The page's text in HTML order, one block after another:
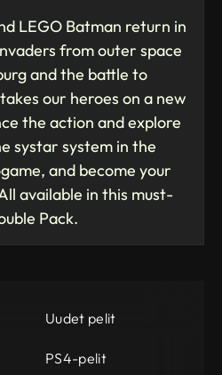
LEGO Batman return in
from outer space
and the battle to
our heroes on a new
the action and explore
systar system in the
and become your
available in this must-
Pack.
Uudet pelit
PS4-pelit